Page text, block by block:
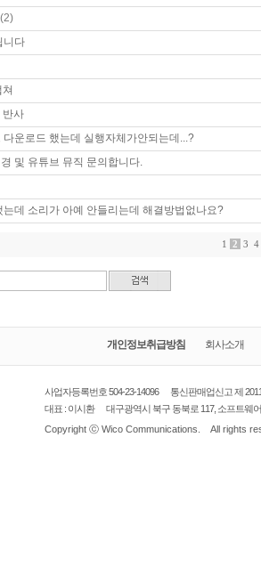
(2)
니다
반사
다운로드 했는데 실행자체가안되는데...?
및 유튜브 뮤직 문의합니다.
는데 소리가 아예 안들리는데 해결방법없나요?
1 2 3 4
개인정보취급방침 회사소개
사업자등록번호 504-23-14096 통신판매업신고제
대표 : 이시환
대구광역시 북구 동북로 117, 소프트웨
Copyright ⓒ Wico Communications. All rights